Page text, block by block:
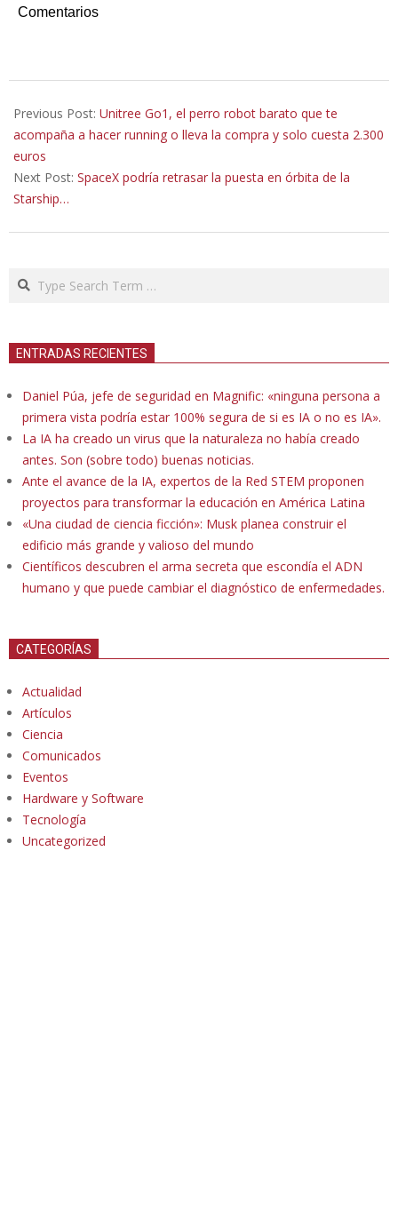
Comentarios
06-
25
Previous Post: Unitree Go1, el perro robot barato que te
acompaña a hacer running o lleva la compra y solo cuesta 2.300
euros
Next Post: SpaceX podría retrasar la puesta en órbita de la
Starship…
Search
ENTRADAS RECIENTES
Daniel Púa, jefe de seguridad en Magnific: «ninguna persona a
primera vista podría estar 100% segura de si es IA o no es IA».
La IA ha creado un virus que la naturaleza no había creado
antes. Son (sobre todo) buenas noticias.
Ante el avance de la IA, expertos de la Red STEM proponen
proyectos para transformar la educación en América Latina
«Una ciudad de ciencia ficción»: Musk planea construir el
edificio más grande y valioso del mundo
Científicos descubren el arma secreta que escondía el ADN
humano y que puede cambiar el diagnóstico de enfermedades.
CATEGORÍAS
Actualidad
Artículos
Ciencia
Comunicados
Eventos
Hardware y Software
Tecnología
Uncategorized